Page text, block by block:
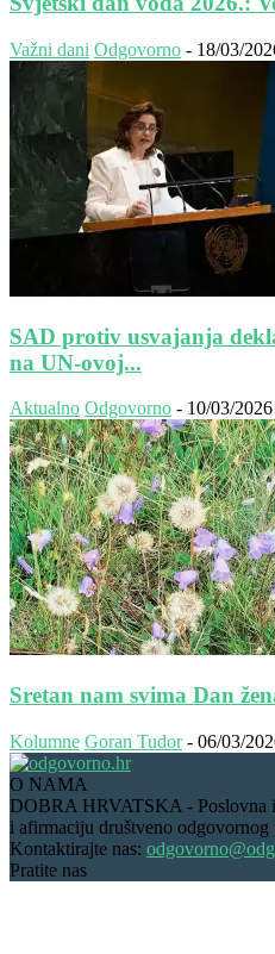
Važni dani Odgovorno - 18/03/
SAD protiv usvajanja
na UN-ovoj...
Aktualno Odgovorno - 10/03/2026
Sretan nam svima Dan
Kolumne Goran Tudor - 06/03/
O NAMA
DOBRA HRVATSKA - Poslovna
i afirmaciju društveno
Kontaktirajte nas:
Pratite nas